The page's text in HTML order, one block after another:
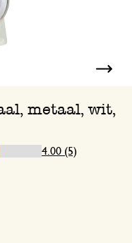
metaal, wit,
4.00 (5)
geen toelichting
2025
geen toelichting